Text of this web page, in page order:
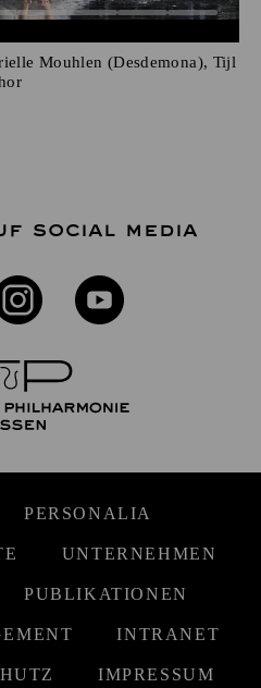
Mouhlen (Desdemona), Tijl
SOCIAL MEDIA
PERSONALIA
UNTERNEHMEN
PUBLIKATIONEN
INTRANET
IMPRESSUM